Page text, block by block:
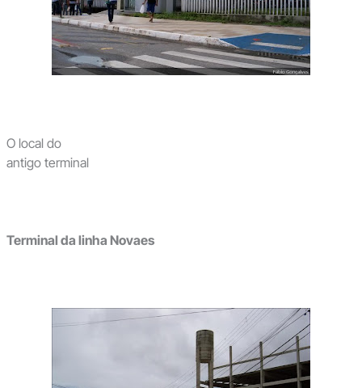
O local do
antigo terminal
Terminal da linha Novaes